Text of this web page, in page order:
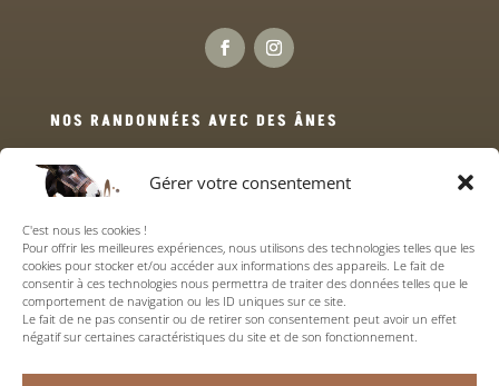
Gérer votre consentement
C'est nous les cookies !
Pour offrir les meilleures expériences, nous utilisons des technologies telles que les
cookies pour stocker et/ou accéder aux informations des appareils. Le fait de
consentir à ces technologies nous permettra de traiter des données telles que le
comportement de navigation ou les ID uniques sur ce site.
Le fait de ne pas consentir ou de retirer son consentement peut avoir un effet
négatif sur certaines caractéristiques du site et de son fonctionnement.
NOS RANDONNÉES AVEC DES ÂNES
Venez découvrir les massifs du Haut Languedoc,
méridionales.
Randonnées avec des ânes tout compris
Parc Haut Languedoc
Pays d’Orb